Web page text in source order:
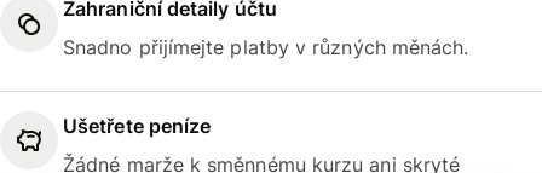
Zahraniční detaily účtu
Snadno přijímejte platby v různých měnách.
Ušetřete peníze
Žádné marže k směnnému kurzu ani skryté